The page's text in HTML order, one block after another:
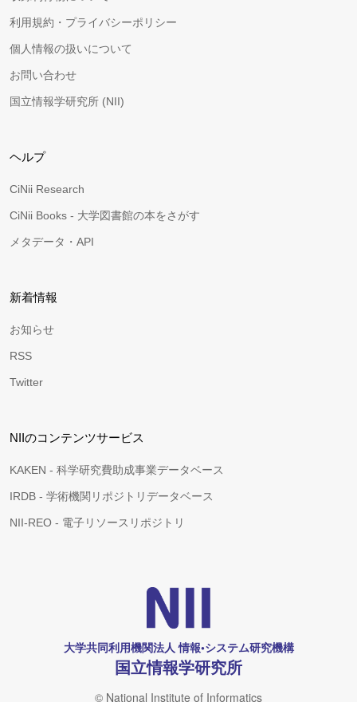
利用規約・プライバシーポリシー
個人情報の扱いについて
お問い合わせ
国立情報学研究所 (NII)
ヘルプ
CiNii Research
CiNii Books - 大学図書館の本をさがす
メタデータ・API
新着情報
お知らせ
RSS
Twitter
NIIのコンテンツサービス
KAKEN - 科学研究費助成事業データベース
IRDB - 学術機関リポジトリデータベース
NII-REO - 電子リソースリポジトリ
大学共同利用機関法人 情報•システム研究機構
国立情報学研究所
© National Institute of Informatics